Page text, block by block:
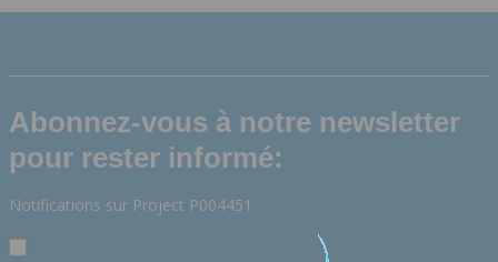
Abonnez-vous à notre newsletter
pour rester informé:
Notifications sur Project P004451